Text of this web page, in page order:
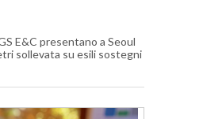
E&C presentano a Seoul
sollevata su esili sostegni